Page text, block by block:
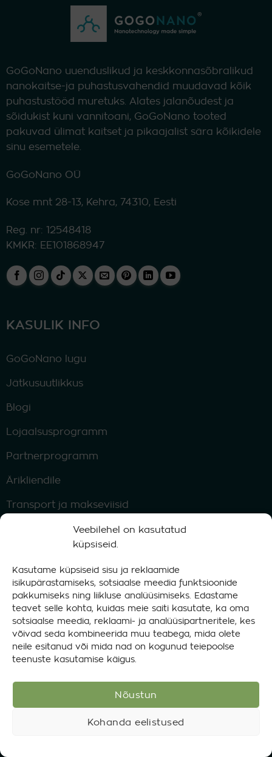
Veebilehel on kasutatud
küpsiseid.
Kasutame küpsiseid sisu ja reklaamide
isikupärastamiseks, sotsiaalse meedia funktsioonide
pakkumiseks ning liikluse analüüsimiseks. Edastame
teavet selle kohta, kuidas meie saiti kasutate, ka oma
sotsiaalse meedia, reklaami- ja analüüsipartneritele, kes
võivad seda kombineerida muu teabega, mida olete
neile esitanud või mida nad on kogunud teiepoolse
teenuste kasutamise käigus.
Nõustun
Kohanda eelistused
GoGoNano uuenduslikud ja keskkonnasõbralikud
nanokaitse-ja puhastusvahendid muudavad kõik
puhastustööd muretuks. Alates jalanõudest ja
sõidukist kuni vannitoani, GoGoNano tooted
pakuvad ülimat kaitset ja pikaajalist sära kõikidele
sinu esemetele.
GoGoNano OÜ
Kose mnt 28-13, Kehra, 74310, Eesti
Reg. nr: 12548418
KMKR: EE101868947
KASULIK INFO
GoGoNano lugu
Jätkusuutlikkus
Blogi
Lojaalsusprogramm
Partnerprogramm
Ärikliendile
Transport ja makseviisid
Klientide tagasiside
Toote tagastamine
TOOTEKATEGOORIAD
Tekstiil, seemisnahk ja nahk
Puhastusvahendid